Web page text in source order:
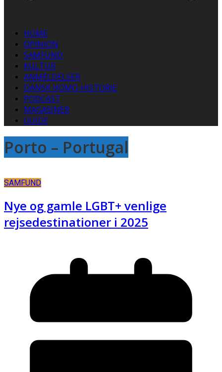
HOME
OPINION
SAMFUND
KULTUR
ANMELDELSER
DANSK HOMO-HISTORIE
PODCAST
MAGASINER
GUIDE
Porto – Portugal
SAMFUND
Nye og gamle LGBT+ venlige
rejsedestinationer i 2025